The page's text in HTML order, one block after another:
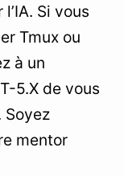
l’IA. Si vous
Tmux ou
à un
5.X de vous
Soyez
mentor